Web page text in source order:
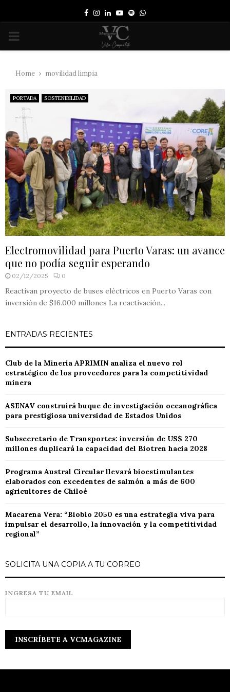
Facebook
Instagram
LinkedinYoutube
SpotifyWhatsapp
PRIMARY
Home movilidad limpia
PORTADA SOSTENIBILIDAD
Electromovilidad para Puerto Varas: un avance
que no podía seguir esperando
02/12/2025 0
Reactivan proyecto de buses eléctricos en Puerto Varas con
inversión de $16.000 millones La reactivación...
ENTRADAS RECIENTES
Club de la Minería APRIMIN analiza el nuevo rol
estratégico de los proveedores para la competitividad
minera
ASENAV construirá buque de investigación oceanográfica
para prestigiosa universidad de Estados Unidos
Subsecretario de Transportes: inversión de US$ 270
millones duplicará la capacidad del Biotren hacia 2028
Programa Austral Circular llevará bioestimulantes
elaborados con excedentes de salmón a más de 600
agricultores de Chiloé
Macarena Vera: “Biobío 2050 es una estrategia viva para
impulsar el desarrollo, la innovación y la competitividad
regional”
SOLICITA UNA COPIA A TU CORREO
INGRESA TU EMAIL